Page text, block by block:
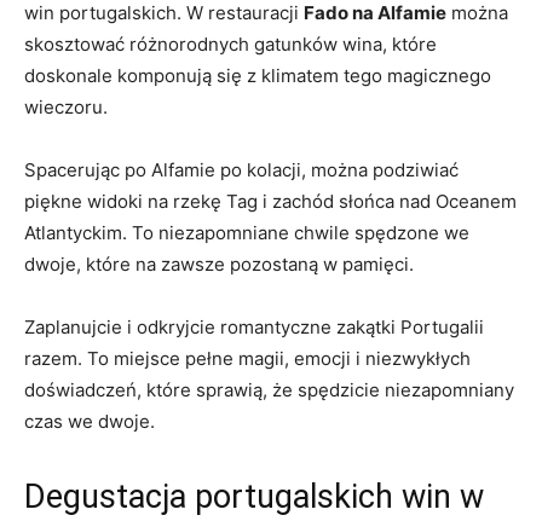
win portugalskich. W restauracji Fado na Alfamie można
skosztować różnorodnych gatunków wina, które
doskonale komponują się z klimatem tego magicznego
wieczoru.
Spacerując po Alfamie po kolacji, można podziwiać
piękne widoki na rzekę Tag i zachód słońca nad Oceanem
Atlantyckim. To niezapomniane chwile spędzone we
dwoje, które na zawsze pozostaną w pamięci.
Zaplanujcie i odkryjcie romantyczne zakątki Portugalii
razem. To miejsce pełne magii, emocji i niezwykłych
doświadczeń, które sprawią, że spędzicie niezapomniany
czas we dwoje.
Degustacja portugalskich win w